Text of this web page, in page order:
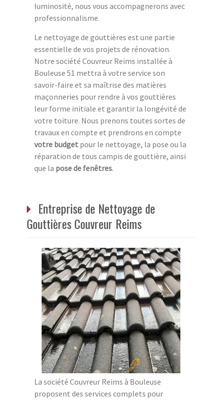
luminosité, nous vous accompagnerons avec
professionnalisme.
Le nettoyage de gouttières est une partie
essentielle de vos projets de rénovation.
Notre société Couvreur Reims installée à
Bouleuse 51 mettra à votre service son
savoir-faire et sa maîtrise des matières
maçonneries pour rendre à vos gouttières
leur forme initiale et garantir la longévité de
votre toiture. Nous prenons toutes sortes de
travaux en compte et prendrons en compte
votre budget pour le nettoyage, la pose ou la
réparation de tous campis de gouttière, ainsi
que la pose de fenêtres.
Entreprise de Nettoyage de
Gouttières Couvreur Reims
La société Couvreur Reims à Bouleuse
proposent des services complets pour